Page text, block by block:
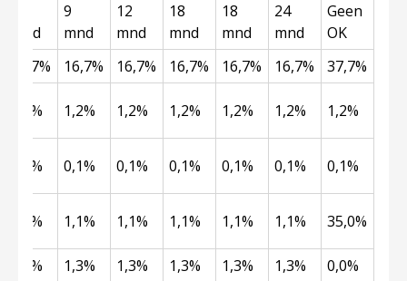
mnd
9
mnd
12
mnd
18
mnd
18
mnd
24
mnd
Geen
OK
16,7%
16,7% 16,7% 16,7% 16,7% 16,7% 37,7%
1,2% 1,2% 1,2% 1,2% 1,2% 1,2% 1,2%
0,1% 0,1% 0,1% 0,1% 0,1% 0,1% 0,1%
1,1% 1,1% 1,1% 1,1% 1,1% 1,1% 35,0%
1,3% 1,3% 1,3% 1,3% 1,3% 1,3% 0,0%